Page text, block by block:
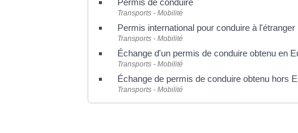
Permis de conduire
Transports - Mobilité
Permis international pour conduire à l'étranger
Transports - Mobilité
Échange d'un permis de conduire obtenu en
Transports - Mobilité
Échange de permis de conduire obtenu hors
Transports - Mobilité